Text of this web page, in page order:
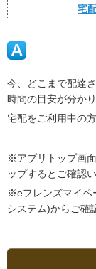
宅
今、どこまで配達
時間の目安が分かり
宅配をご利用中の
※アプリトップ画
ップするとご確認
※eフレンズマイペ
システム)からご確